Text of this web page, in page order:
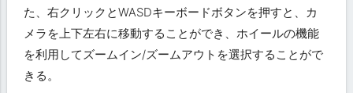
た、右クリックとWASDキーボードボタンを押すと、カ
メラを上下左右に移動することができ、ホイールの機能
を利用してズームイン/ズームアウトを選択することがで
きる。